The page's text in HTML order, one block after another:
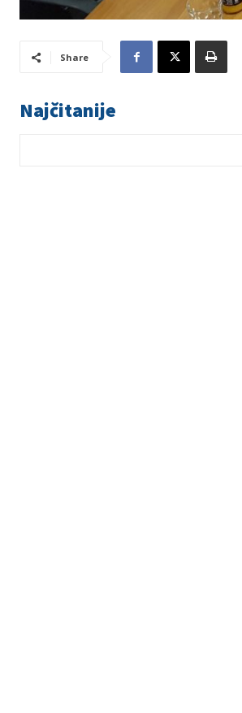
Share
Najčitanije